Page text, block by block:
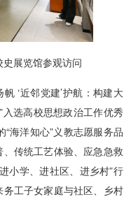
展览馆参观访问
‘近邻党建’护航：构建大
入选高校思想政治工作优秀
海洋知心”义教志愿服务品
传统工艺体验、应急急救
小学、进社区、进乡村”行
工子女家庭与社区、乡村